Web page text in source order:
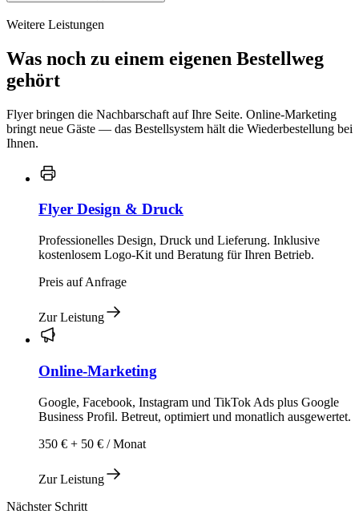
Weitere Leistungen
Was noch zu einem eigenen Bestellweg
gehört
Flyer bringen die Nachbarschaft auf Ihre Seite. Online-Marketing
bringt neue Gäste — das Bestellsystem hält die Wiederbestellung bei
Ihnen.
Flyer Design & Druck
Professionelles Design, Druck und Lieferung. Inklusive
kostenlosem Logo-Kit und Beratung für Ihren Betrieb.
Preis auf Anfrage
Zur Leistung
Online-Marketing
Google, Facebook, Instagram und TikTok Ads plus Google
Business Profil. Betreut, optimiert und monatlich ausgewertet.
350 € + 50 € / Monat
Zur Leistung
Nächster Schritt